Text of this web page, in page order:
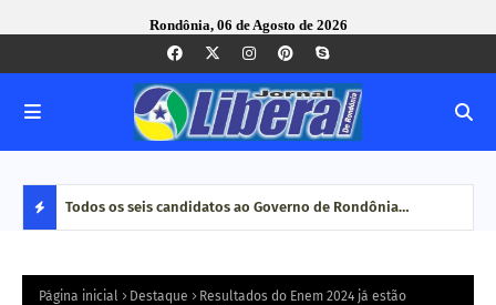
Rondônia, 06 de Agosto de 2026
foi Todos os seis candidatos ao Governo de Rondônia
Tribunal de Contas
Página inicial Destaque
Resultados do Enem 2024 já estão